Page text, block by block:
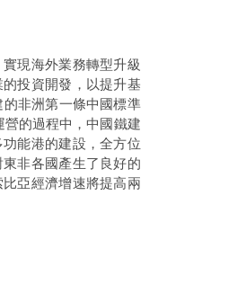
現海外業務轉型升級
投資開發，以提升基
非洲第一條中國標準
的過程中，中國鐵建
能港的建設，全方位
非各國產生了良好的
亞經濟增速將提高兩